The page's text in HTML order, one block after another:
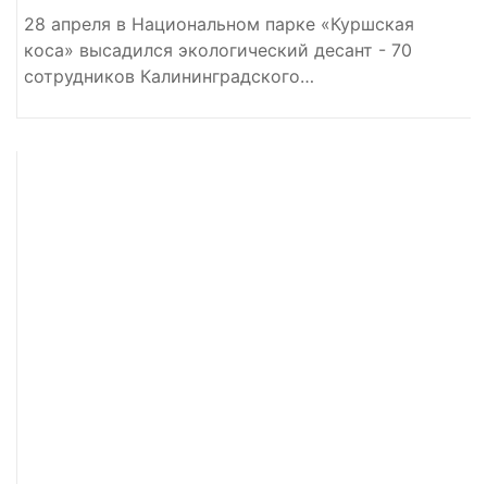
28 апреля в Национальном парке «Куршская
коса» высадился экологический десант - 70
сотрудников Калининградского…